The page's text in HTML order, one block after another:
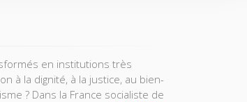
en institutions très
à la dignité, à la justice, au bien-
? Dans la France socialiste de